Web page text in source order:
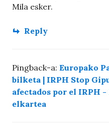
Mila esker.
Reply
Pingback-a: Europako
bilketa | IRPH Stop
afectados por el IRPH
elkartea